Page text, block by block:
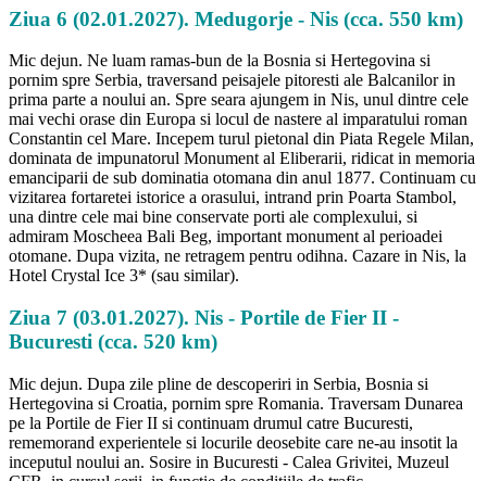
Ziua 6 (02.01.2027). Medugorje - Nis (cca. 550 km)
Mic dejun. Ne luam ramas-bun de la Bosnia si Hertegovina si
pornim spre Serbia, traversand peisajele pitoresti ale Balcanilor in
prima parte a noului an. Spre seara ajungem in Nis, unul dintre cele
mai vechi orase din Europa si locul de nastere al imparatului roman
Constantin cel Mare. Incepem turul pietonal din Piata Regele Milan,
dominata de impunatorul Monument al Eliberarii, ridicat in memoria
emanciparii de sub dominatia otomana din anul 1877. Continuam cu
vizitarea fortaretei istorice a orasului, intrand prin Poarta Stambol,
una dintre cele mai bine conservate porti ale complexului, si
admiram Moscheea Bali Beg, important monument al perioadei
otomane. Dupa vizita, ne retragem pentru odihna. Cazare in Nis, la
Hotel Crystal Ice 3* (sau similar).
Ziua 7 (03.01.2027). Nis - Portile de Fier II -
Bucuresti (cca. 520 km)
Mic dejun. Dupa zile pline de descoperiri in Serbia, Bosnia si
Hertegovina si Croatia, pornim spre Romania. Traversam Dunarea
pe la Portile de Fier II si continuam drumul catre Bucuresti,
rememorand experientele si locurile deosebite care ne-au insotit la
inceputul noului an. Sosire in Bucuresti - Calea Grivitei, Muzeul